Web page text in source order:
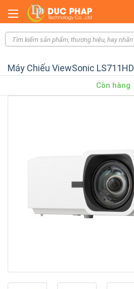
Máy Chiếu ViewSonic LS711HD
Còn hàng